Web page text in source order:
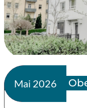
verkauft
Mai 2026